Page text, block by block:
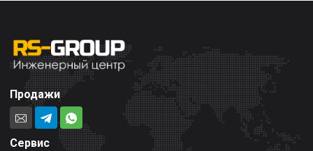
Продажи
Сервис